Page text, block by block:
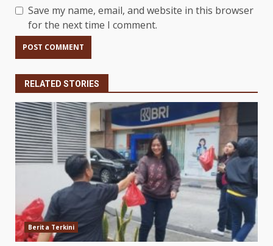
Save my name, email, and website in this browser
for the next time I comment.
RELATED STORIES
Berita Terkini